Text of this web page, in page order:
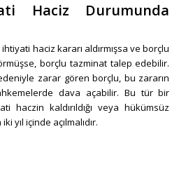
Haciz Durumunda
haciz kararı aldırmışsa ve borçlu
borçlu tazminat talep edebilir.
zarar gören borçlu, bu zararın
dava açabilir. Bu tür bir
haczin kaldırıldığı veya hükümsüz
yıl içinde açılmalıdır.